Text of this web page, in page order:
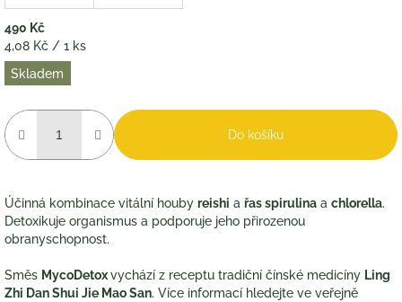
490 Kč
Měrná
cena:
4,08 Kč / 1 ks
Skladem
Do košíku
Účinná kombinace vitální houby reishi a řas spirulina a chlorella.
Detoxikuje organismus a podporuje jeho přirozenou
obranyschopnost.
Směs MycoDetoxvychází z receptu tradiční čínské medicíny Ling
Zhi Dan Shui Jie Mao San. Více informací hledejte ve veřejně